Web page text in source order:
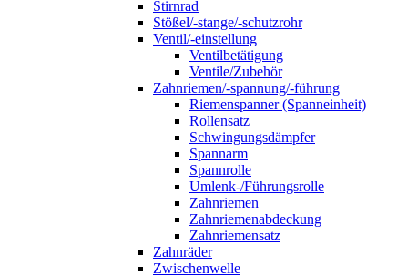
Stirnrad
Stößel/-stange/-schutzrohr
Ventil/-einstellung
Ventilbetätigung
Ventile/Zubehör
Zahnriemen/-spannung/-führung
Riemenspanner (Spanneinheit)
Rollensatz
Schwingungsdämpfer
Spannarm
Spannrolle
Umlenk-/Führungsrolle
Zahnriemen
Zahnriemenabdeckung
Zahnriemensatz
Zahnräder
Zwischenwelle